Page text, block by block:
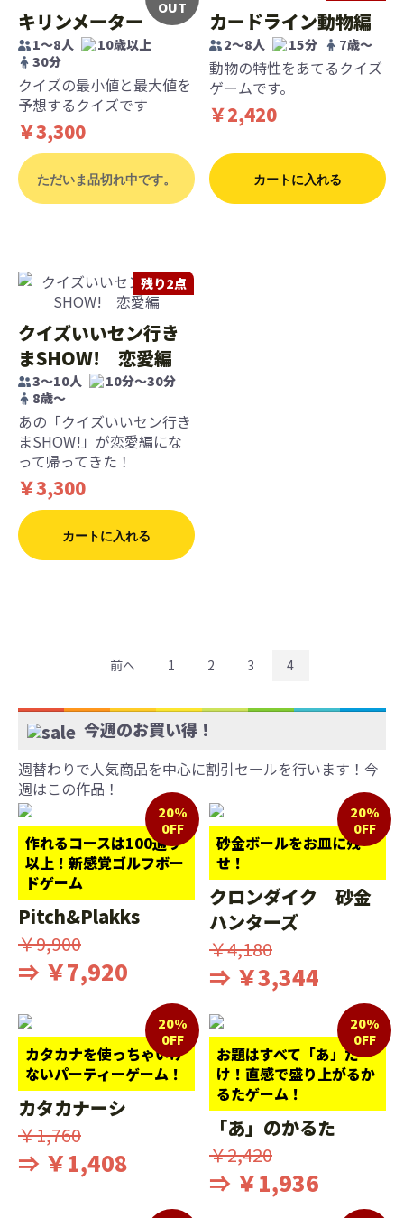
OUT
キリンメーター
1〜8人
10歳以上
30分
クイズの最小値と最大値を
予想するクイズです
￥3,300
ただいま品切れ中です。
カードライン動物編
2～8人 15分 7歳〜
動物の特性をあてるクイズ
ゲームです。
￥2,420
カートに入れる
残り2点
クイズいいセン行き
まSHOW! 恋愛編
3〜10人
10分〜30分
8歳〜
あの「クイズいいセン行き
まSHOW!」が恋愛編にな
って帰ってきた！
￥3,300
カートに入れる
前へ 1 2 3 4
今週のお買い得！
週替わりで人気商品を中心に割引セールを行います！今
週はこの作品！
作れるコースは100通り
以上！新感覚ゴルフボー
ドゲーム
20%
0FF
Pitch&Plakks
￥9,900
⇒ ￥7,920
砂金ボールをお皿に残
せ！
20%
0FF
クロンダイク 砂金
ハンターズ
￥4,180
⇒ ￥3,344
カタカナを使っちゃいけ
ないパーティーゲーム！
20%
0FF
カタカナーシ
￥1,760
⇒ ￥1,408
お題はすべて「あ」だ
け！直感で盛り上がるか
るたゲーム！
20%
0FF
「あ」のかるた
￥2,420
⇒ ￥1,936